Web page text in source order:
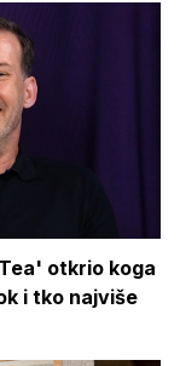
otkrio koga
i tko najviše